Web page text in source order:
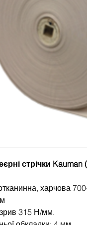
стрічки Kauman
харчова
315 Н/мм.